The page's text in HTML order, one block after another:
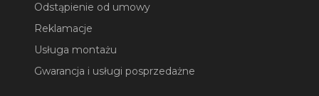
Odstąpienie od umowy
Reklamacje
Usługa montażu
Gwarancja i usługi posprzedażne